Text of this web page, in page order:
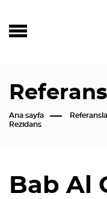
Ana sayfa
Rezidans
Bab Al